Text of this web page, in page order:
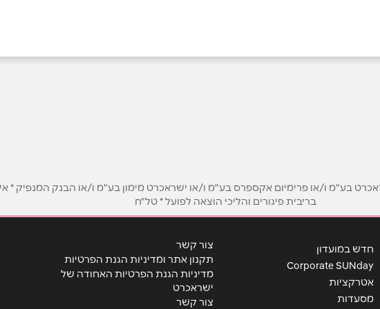
בע"מ ו/או פרימיום אקספרס בע"מ ו/או ישראכרט מימון בע"מ ו/או הבנק המנפיק * אי
בריבית פיגורים והליכי הוצאה לפועל * טל"ח
חדש במועדון
Corporate SUNday
אטרקציות
מסעדות
צור קשר
תקנון אתר ומדיניות הגנת הפרטיות
מדיניות הגנת הפרטיות האחודה של
ישראכרט
צור קשר